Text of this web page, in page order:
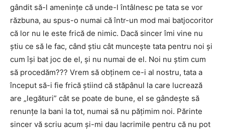
gândit să-l amenințe că unde-l întâlnesc pe tata se vor
răzbuna, au spus-o numai că într-un mod mai batjocoritor
că lor nu le este frică de nimic. Dacă sincer îmi vine nu
știu ce să le fac, când știu cât muncește tata pentru noi și
cum își bat joc de el, și nu numai de el. Noi nu știm cum
să procedăm??? Vrem să obținem ce-i al nostru, tata a
început să-i fie frică știind că stăpânul la care lucrează
are „legături” cât se poate de bune, el se gândește să
renunțe la bani la tot, numai să nu pățimim noi. Părinte
sincer vă scriu acum și-mi dau lacrimile pentru că nu pot